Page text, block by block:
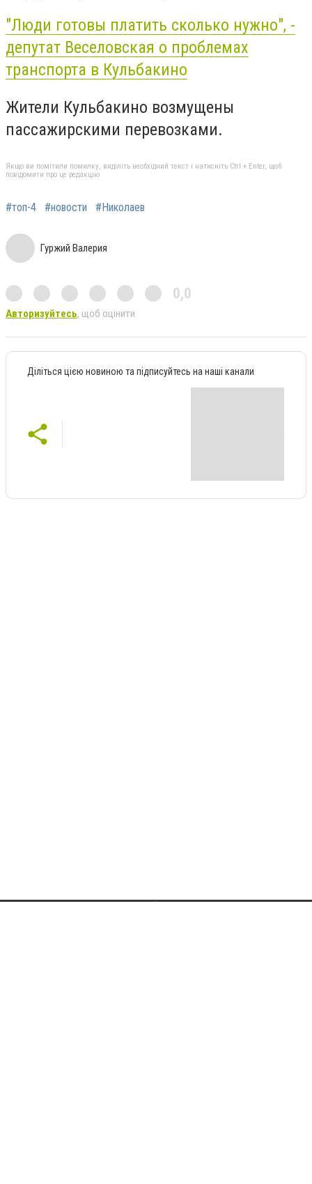
"Люди готовы платить сколько нужно", -
депутат Веселовская о проблемах
транспорта в Кульбакино
Жители Кульбакино возмущены
пассажирскими перевозками.
Якщо ви помітили помилку, виділіть необхідний текст і натисніть Ctrl + Enter, щоб
повідомити про це редакцію
#топ-4 #новости #Николаев
Гуржий Валерия
0,0
Авторизуйтесь, щоб оцінити
Діліться цією новиною та підписуйтесь на наші канали